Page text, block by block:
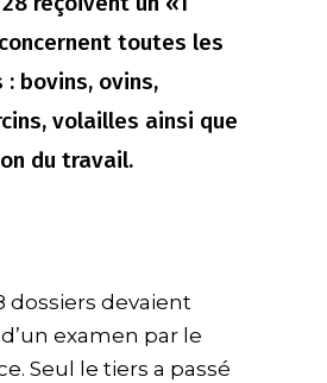
toutes les
: bovins, ovins,
volailles ainsi que
du travail.
dossiers devaient
examen par le
Seul le tiers a passé